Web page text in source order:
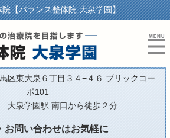
【バランス整体院 大泉学園】
区東大泉６丁目３４−４６ ブリックコー
ポ101
大泉学園駅 南口から徒歩２分
お問い合わせはお気軽に